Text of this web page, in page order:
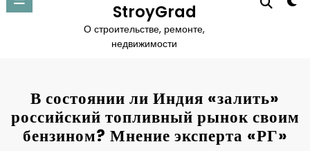
StroyGrad
О строительстве, ремонте,
недвижимости
В состоянии ли Индия «залить»
российский топливный рынок своим
бензином? Мнение эксперта «РГ»